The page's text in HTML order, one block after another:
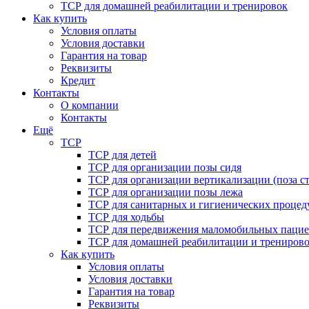
ТСР для домашней реабилитации и тренировок
Как купить
Условия оплаты
Условия доставки
Гарантия на товар
Реквизиты
Кредит
Контакты
О компании
Контакты
Ещё
ТСР
ТСР для детей
ТСР для организации позы сидя
ТСР для организации вертикализации (поза
ТСР для организации позы лежа
ТСР для санитарных и гигиенических
ТСР для ходьбы
ТСР для передвижения маломобильных
ТСР для домашней реабилитации и
Как купить
Условия оплаты
Условия доставки
Гарантия на товар
Реквизиты